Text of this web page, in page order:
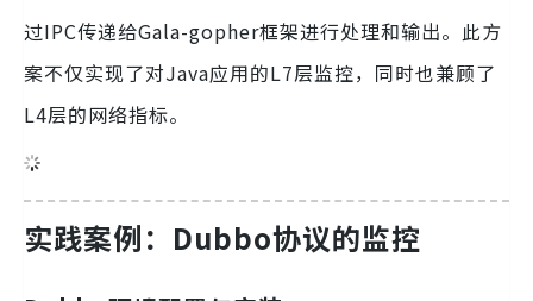
过IPC传递给Gala-gopher框架进行处理和输出。此方
案不仅实现了对Java应用的L7层监控，同时也兼顾了
L4层的网络指标。
实践案例：Dubbo协议的监控